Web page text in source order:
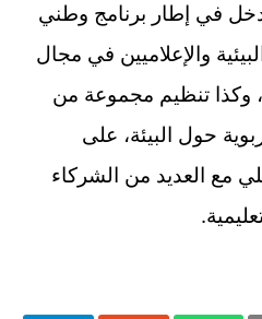
تدخل في إطار برنامج وطني
والإعلاميين في مجال
وكذا تنظيم مجموعة من
حول البيئة، على
مع العديد من الشركاء
.